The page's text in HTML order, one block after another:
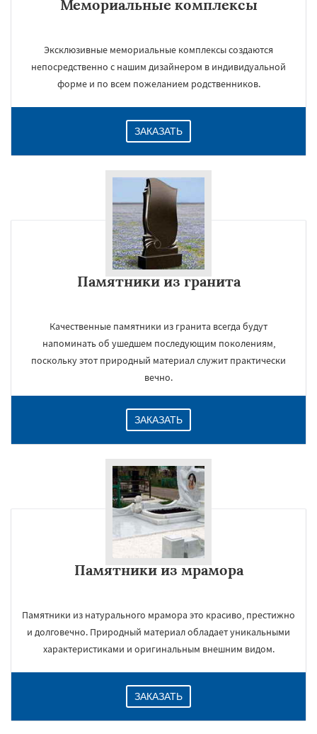
Мемориальные комплексы
Эксклюзивные мемориальные комплексы создаются
непосредственно с нашим дизайнером в индивидуальной
форме и по всем пожеланием родственников.
ЗАКАЗАТЬ
Памятники из гранита
Качественные памятники из гранита всегда будут
напоминать об ушедшем последующим поколениям,
поскольку этот природный материал служит практически
вечно.
ЗАКАЗАТЬ
Памятники из мрамора
Памятники из натурального мрамора это красиво, престижно
и долговечно. Природный материал обладает уникальными
характеристиками и оригинальным внешним видом.
ЗАКАЗАТЬ